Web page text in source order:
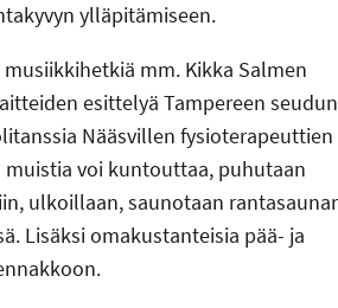
ylläpitämiseen.
mm. Kikka Salmen
esittelyä Tampereen seudun
Nääsvillen fysioterapeuttien
voi kuntouttaa, puhutaan
ulkoillaan, saunotaan
Lisäksi omakustanteisia pää- ja